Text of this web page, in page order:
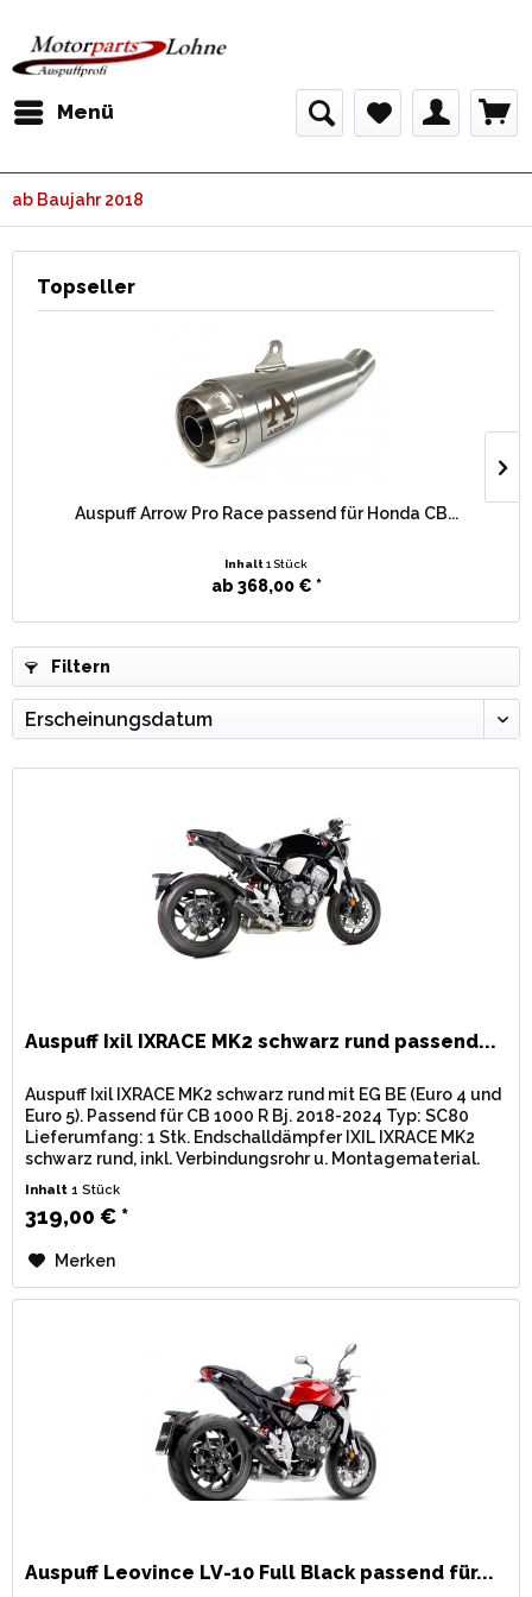
Menü
ab Baujahr 2018
Topseller
Auspuff Arrow Pro Race passend für Honda CB...
Inhalt 1 Stück
ab 368,00 € *
Filtern
Auspuff Ixil IXRACE MK2 schwarz rund passend...
Auspuff Ixil IXRACE MK2 schwarz rund mit EG BE (Euro 4 und
Euro 5). Passend für CB 1000 R Bj. 2018-2024 Typ: SC80
Lieferumfang: 1 Stk. Endschalldämpfer IXIL IXRACE MK2
schwarz rund, inkl. Verbindungsrohr u. Montagematerial.
Inhalt1 Stück
319,00 € *
Merken
Auspuff Leovince LV-10 Full Black passend für...